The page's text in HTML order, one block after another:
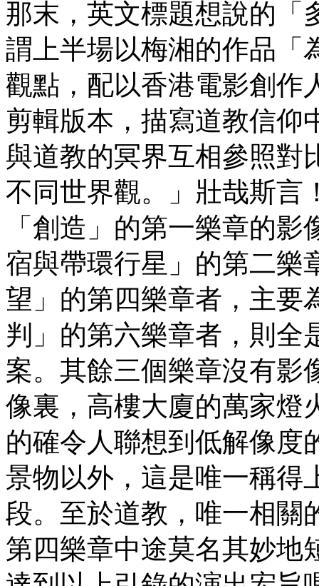
那末，英文標題想說的「
謂上半場以梅湘的作品「
觀點，配以香港電影創作
剪輯版本，描寫道教信仰
與道教的冥界互相參照
不同世界觀。」壯哉斯言
「創造」的第一樂章的
宿與帶環行星」的第二樂
望」的第四樂章者，主要
判」的第六樂章者，則全
案。其餘三個樂章沒有影
像裏，高樓大廈的萬家燈
的確令人聯想到低解像度
景物以外，這是唯一稱得
段。至於道教，唯一相關
第四樂章中途莫名其妙地